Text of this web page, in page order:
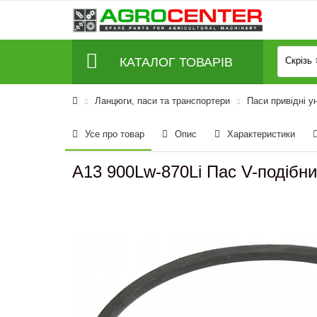
КАТАЛОГ ТОВАРІВ Скрізь
Ланцюги, паси та транспортери Паси привідні
Усе про товар Опис Характеристики
A13 900Lw-870Li Пас V-